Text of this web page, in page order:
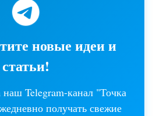
новые идеи и
статьи!
Telegram-канал "Точка
получать свежие